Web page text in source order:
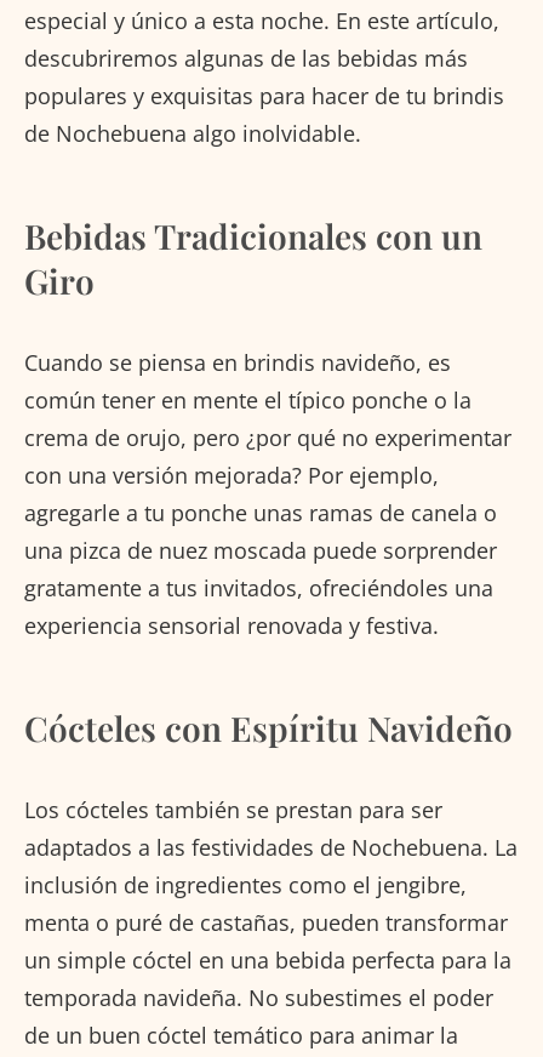
especial y único a esta noche. En este artículo,
descubriremos algunas de las bebidas más
populares y exquisitas para hacer de tu brindis
de Nochebuena algo inolvidable.
Bebidas Tradicionales con un
Giro
Cuando se piensa en brindis navideño, es
común tener en mente el típico ponche o la
crema de orujo, pero ¿por qué no experimentar
con una versión mejorada? Por ejemplo,
agregarle a tu ponche unas ramas de canela o
una pizca de nuez moscada puede sorprender
gratamente a tus invitados, ofreciéndoles una
experiencia sensorial renovada y festiva.
Cócteles con Espíritu Navideño
Los cócteles también se prestan para ser
adaptados a las festividades de Nochebuena. La
inclusión de ingredientes como el jengibre,
menta o puré de castañas, pueden transformar
un simple cóctel en una bebida perfecta para la
temporada navideña. No subestimes el poder
de un buen cóctel temático para animar la